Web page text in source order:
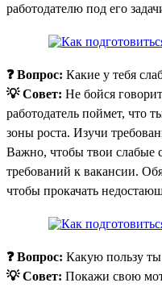
работодателю под его
❓ Вопрос: Какие у тебя
💡 Совет: Не бойся
работодатель поймет, что
зоны роста. Изучи
Важно, чтобы твои слабые
требований к вакансии.
чтобы прокачать
❓ Вопрос: Какую пользу
💡 Совет: Покажи свою